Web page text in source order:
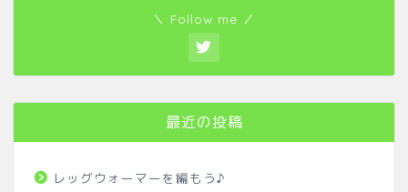
＼ Follow me ／
最近の投稿
レッグウォーマーを編もう♪